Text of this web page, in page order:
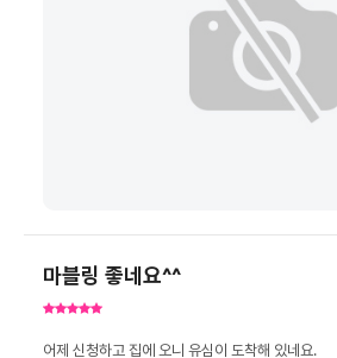
마블링 좋네요^^